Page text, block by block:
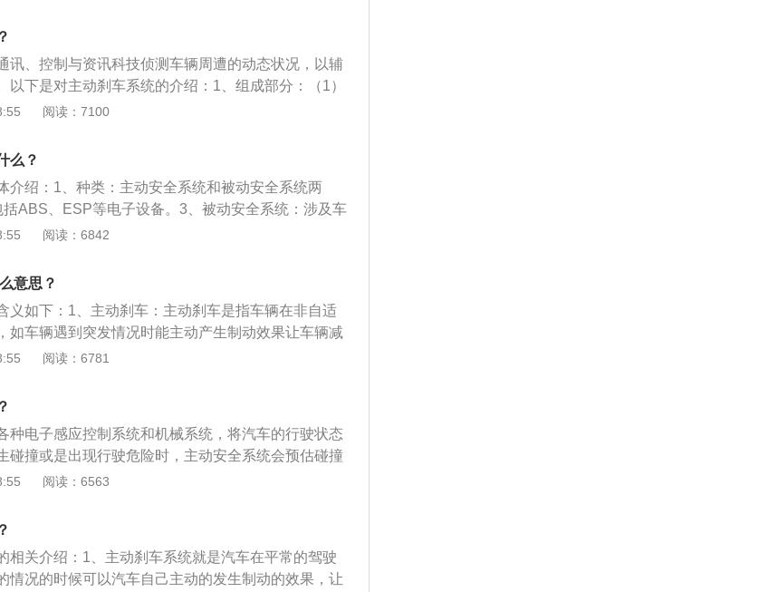
保养：1、定期检查刹车片的厚薄程度；2、定期检查
油液变质或掺杂了其他物质进去则会导致刹车的压力
降低整个刹车系统的性能；3、定期调试刹车系统，
用：当前车刹车、停止或者有其它障碍物的时候，这
统上加力，以帮助驾驶员在做出动作前缩短刹车距
盘，来改变车辆行驶路径，以避开障碍物。
讯、控制与资讯科技侦测车辆周遭的动态状况，以辅
以下是对主动刹车系统的介绍：1、组成部分：（1）
感器。（2）对数据进行处理的车载电脑和制动控制
车载电脑，车载电脑对传感器和探测器测算的数据进
定的刹车制动距离的数值，就会下达是刹车还是避让
就会对轮胎采取刹车制动，无需驾驶员操作。
阅读：7100
么？
介绍：1、种类：主动安全系统和被动安全系统两
ABS、ESP等电子设备。3、被动安全系统：涉及车
气囊等。以下是安全系统的拓展资料：1、辅助减
距离，还可以通过调整方向盘，来改变车辆行驶路
险：主动刹车技术系统能实现主动减速也能降低车
险，这是汽车安全成熟的体现。
阅读：6842
意思？
义如下：1、主动刹车：主动刹车是指车辆在非自适
如车辆遇到突发情况时能主动产生制动效果让车辆减
技术。2、主动安全系统：主动安全系统是指包括AB
，以帮助驾驶员在做出动作前缩短刹车距离。汽车安
统和被动安全系统，主动安全的作用是避免事故发
时汽车对车内乘员的保护或对被撞车辆或行人的保
阅读：6781
种电子感应控制系统和机械系统，将汽车的行驶状态
碰撞或是出现行驶危险时，主动安全系统会预估碰撞
行驶，在紧急情况下还会主动介入行驶控制。主动安
富，如常见的ABS（防抱死制动系统）、ESP（车身
速锁）、EBD（电子制动分配系统）、TCS（牵引力
阅读：6563
相关介绍：1、主动刹车系统就是汽车在平常的驾驶
情况的时候可以汽车自己主动的发生制动的效果，让